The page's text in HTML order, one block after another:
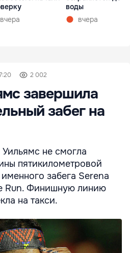
вчера
воды
вчера
2 002
завершила
забег на
не смогла
пятикилометровой
забега Serena
Run. Финишную линию
на такси.